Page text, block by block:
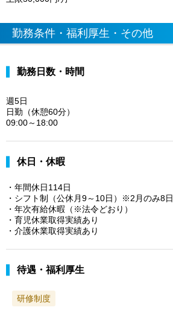
勤務条件・福利厚生・その他
勤務日数・時間
週5日
日勤（休憩60分）
09:00～18:00
休日・休暇
・年間休日114日
・シフト制（公休月9～10日）※2月のみ8日
・年次有給休暇（※法令どおり）
・育児休業取得実績あり
・介護休業取得実績あり
待遇・福利厚生
研修制度